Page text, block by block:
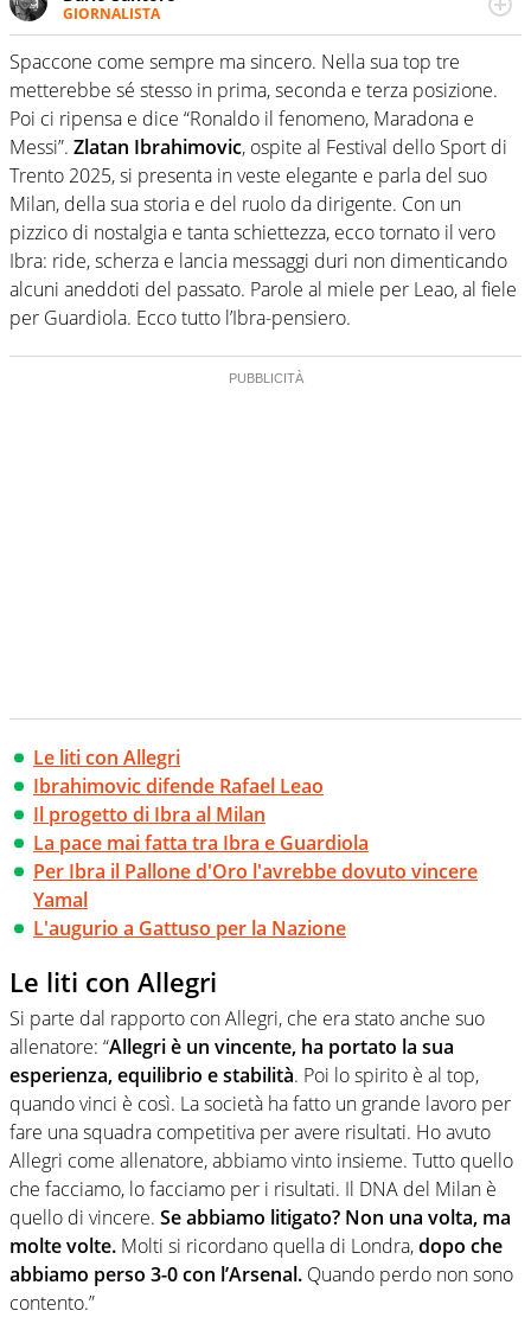
GIORNALISTA
Scrive, commenta, racconta lo sport in tutte le
sfaccettature. Tocca l'apice quando ha modo di
concentrarsi sulle interviste ai grandi protagonisti
Spaccone come sempre ma sincero. Nella sua top tre
metterebbe sé stesso in prima, seconda e terza posizione.
Poi ci ripensa e dice “Ronaldo il fenomeno, Maradona e
Messi”. Zlatan Ibrahimovic, ospite al Festival dello Sport di
Trento 2025, si presenta in veste elegante e parla del suo
Milan, della sua storia e del ruolo da dirigente. Con un
pizzico di nostalgia e tanta schiettezza, ecco tornato il vero
Ibra: ride, scherza e lancia messaggi duri non dimenticando
alcuni aneddoti del passato. Parole al miele per Leao, al fiele
per Guardiola. Ecco tutto l’Ibra-pensiero.
Le liti con Allegri
Ibrahimovic difende Rafael Leao
Il progetto di Ibra al Milan
La pace mai fatta tra Ibra e Guardiola
Per Ibra il Pallone d'Oro l'avrebbe dovuto vincere
Yamal
L'augurio a Gattuso per la Nazione
Le liti con Allegri
Si parte dal rapporto con Allegri, che era stato anche suo
allenatore: “Allegri è un vincente, ha portato la sua
esperienza, equilibrio e stabilità. Poi lo spirito è al top,
quando vinci è così. La società ha fatto un grande lavoro per
fare una squadra competitiva per avere risultati. Ho avuto
Allegri come allenatore, abbiamo vinto insieme. Tutto quello
che facciamo, lo facciamo per i risultati. Il DNA del Milan è
quello di vincere. Se abbiamo litigato? Non una volta, ma
molte volte. Molti si ricordano quella di Londra,dopo che
abbiamo perso 3-0 con l’Arsenal. Quando perdo non sono
contento.”